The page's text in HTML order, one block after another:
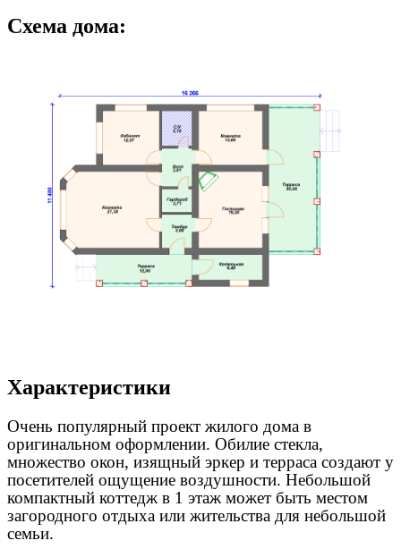
Схема дома:
Характеристики
Очень популярный проект жилого дома в
оригинальном оформлении. Обилие стекла,
множество окон, изящный эркер и терраса создают у
посетителей ощущение воздушности. Небольшой
компактный коттедж в 1 этаж может быть местом
загородного отдыха или жительства для небольшой
семьи.